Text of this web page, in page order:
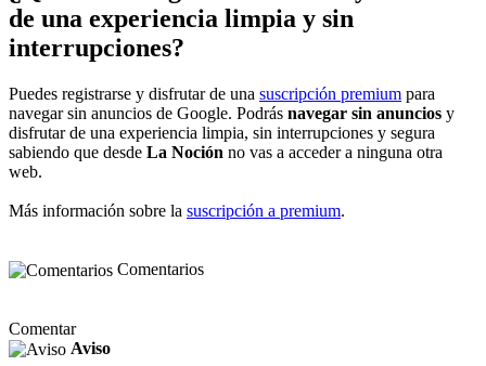
de una experiencia limpia y sin
interrupciones?
Puedes registrarse y disfrutar de una suscripción premium para
navegar sin anuncios de Google. Podrás navegar sin anuncios y
disfrutar de una experiencia limpia, sin interrupciones y segura
sabiendo que desde La Noción no vas a acceder a ninguna otra
web.
Más información sobre la suscripción a premium.
Comentarios
Comentar
Aviso